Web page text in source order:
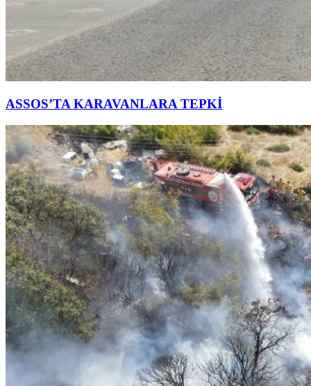
ASSOS’TA KARAVANLARA TEPKİ